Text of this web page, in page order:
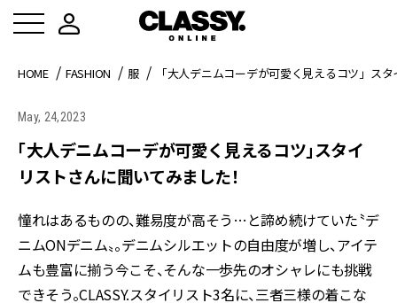
HOME FASHION 服 「大人デニムコーデが可愛く見えるコツ」ス
May, 24,2023
「大人デニムコーデが可愛く見えるコツ」スタイ
リストさんに聞いてみました！
憧れはあるものの、難易度が高そう…と諦め続けていた〝デ
ニムONデニム〟。デニムシルエットの自由度が増し、アイテ
ムも豊富に揃う今こそ、そんな一歩先のオシャレにも挑戦
できそう。CLASSY.スタイリスト3名に、三者三様の着こな